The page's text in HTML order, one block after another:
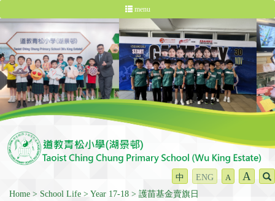
menu
中 ENG A A
Home School Life Year 17-18 護苗基金賣旗日